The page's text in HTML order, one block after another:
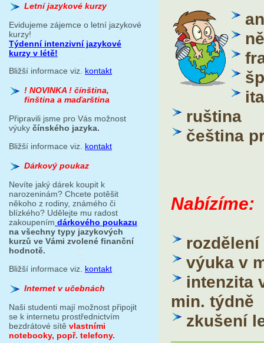
Letní jazykové kurzy
Evidujeme zájemce o letní jazykové
kurzy!
Týdenní intenzivní jazykové
kurzy v létě!
Bližší informace viz.kontakt
! NOVINKA ! čínština,
finština a maďarština
Připravili jsme pro Vás možnost
výuky čínského jazyka.
Bližší informace viz.kontakt
Dárkový poukaz
Nevíte jaký dárek koupit k
narozeninám? Chcete potěšit
někoho z rodiny, známého či
blízkého? Udělejte mu radost
zakoupením dárkového poukazu
na všechny typy jazykových
kurzů ve Vámi zvolené finanční
hodnotě.
Bližší informace viz.kontakt
Internet v učebnách
Naši studenti mají možnost připojit
se k internetu prostřednictvím
bezdrátové sítě vlastními
notebooky, popř. telefony.
ruština
čeština
Nabízíme:
výuka v
intenzita
min. týdně
zkušení